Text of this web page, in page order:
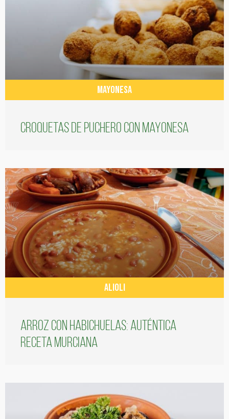
MAYONESA
Croquetas de puchero con Mayonesa
ALIOLI
Arroz con habichuelas: auténtica
receta murciana